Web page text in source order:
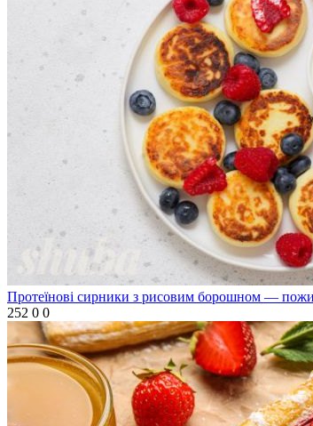
Протеїнові сирники з рисовим борошном —
252 0 0